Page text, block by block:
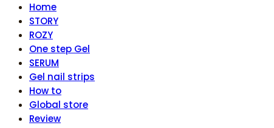
Home
STORY
ROZY
One step Gel
SERUM
Gel nail strips
How to
Global store
Review